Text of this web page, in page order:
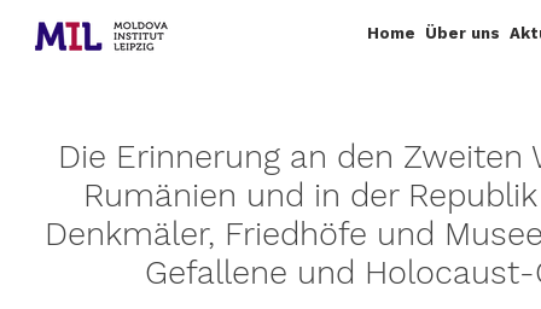
Home Über uns
Die Erinnerung an den Zweiten
Rumänien und in der
Denkmäler, Friedhöfe und
Gefallene und